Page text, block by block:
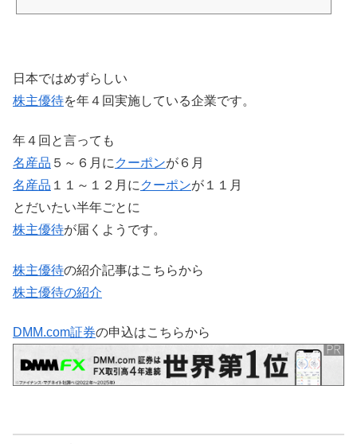
日本ではめずらしい
株主優待を年４回実施している企業です。
年４回と言っても
名産品 ５～６月に クーポンが６月
名産品 １１～１２月に クーポンが１１月
とだいたい半年ごとに
株主優待が届くようです。
株主優待の紹介記事はこちらから
株主優待の紹介
DMM.com証券の申込はこちらから